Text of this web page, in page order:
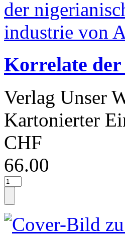
Korrelate der
Verlag Unser
Kartonierter
CHF
66.00